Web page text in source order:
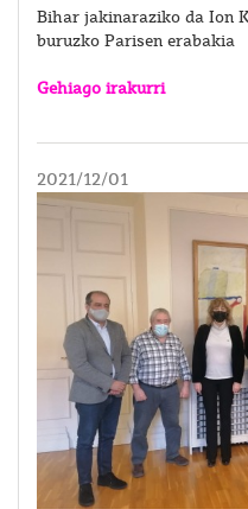
Bihar jakinaraziko da Ion
buruzko Parisen erabakia
Gehiago irakurri
2021/12/01